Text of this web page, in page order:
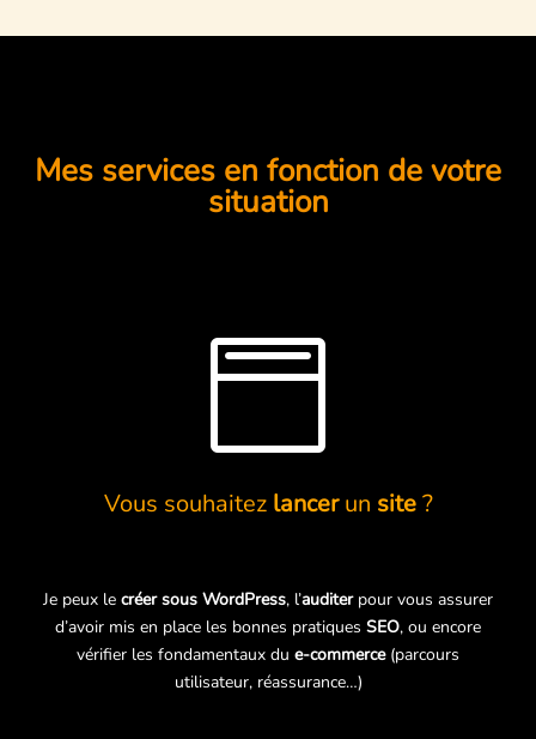
Mes services en fonction de votre
situation

Vous souhaitez lancerun site?
Je peux le créer sous WordPress, l’auditerpour vous assurer
d’avoir mis en place les bonnes pratiques SEO, ou encore
vérifier les fondamentaux du e-commerce(parcours
utilisateur, réassurance…)